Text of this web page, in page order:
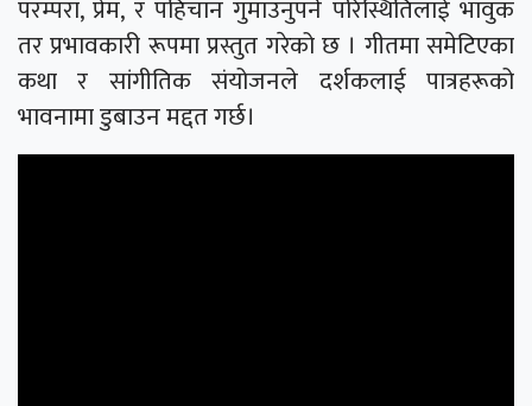
परम्परा, प्रेम, र पहिचान गुमाउनुपर्ने परिस्थितिलाई भावुक
तर प्रभावकारी रूपमा प्रस्तुत गरेको छ । गीतमा समेटिएका
कथा र सांगीतिक संयोजनले दर्शकलाई पात्रहरूको
भावनामा डुबाउन मद्दत गर्छ।